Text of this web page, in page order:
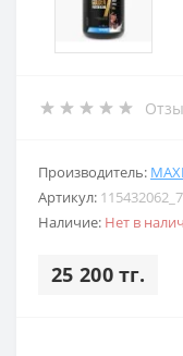
Производитель:
Артикул:
Наличие: Нет в
25 200 тг.